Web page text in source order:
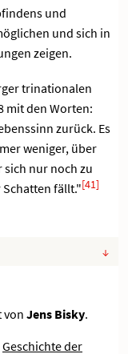
und
und sich in
zeigen.
trinationalen
mit den Worten:
zurück. Es
weniger, über
sich nur noch zu
Schatten fällt."[41]
von Jens Bisky.
Geschichte der